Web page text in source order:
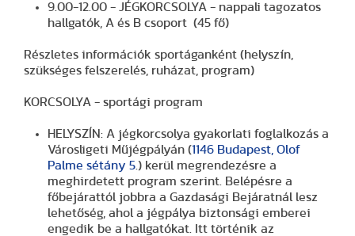
9.00-12.00 - JÉGKORCSOLYA - nappali tagozatos
hallgatók, A és B csoport (45 fő)
Részletes információk sportáganként (helyszín,
szükséges felszerelés, ruházat, program)
KORCSOLYA - sportági program
HELYSZÍN: A jégkorcsolya gyakorlati foglalkozás a
Városligeti Műjégpályán (1146 Budapest, Olof
Palme sétány 5.) kerül megrendezésre a
meghirdetett program szerint. Belépésre a
főbejárattól jobbra a Gazdasági Bejáratnál lesz
lehetőség, ahol a jégpálya biztonsági emberei
engedik be a hallgatókat. Itt történik az